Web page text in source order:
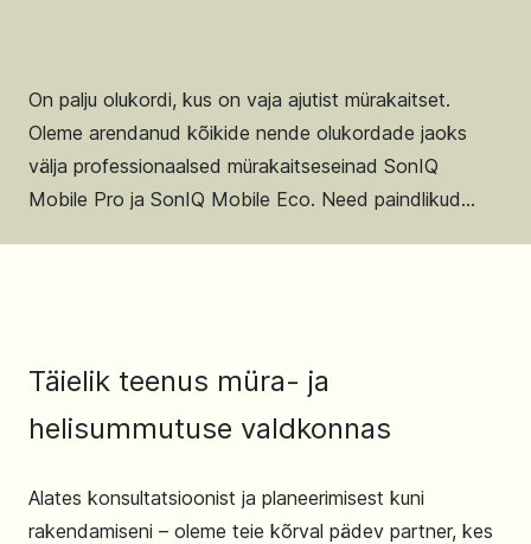
On palju olukordi, kus on vaja ajutist mürakaitset.
Oleme arendanud kõikide nende olukordade jaoks
välja professionaalsed mürakaitseseinad SonIQ
Mobile Pro ja SonIQ Mobile Eco. Need paindlikud
Täielik teenus müra- ja
helisummutuse valdkonnas
Alates konsultatsioonist ja planeerimisest kuni
rakendamiseni – oleme teie kõrval pädev partner, kes